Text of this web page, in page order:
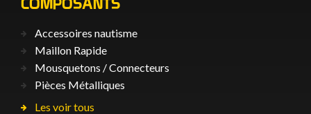
Accessoires nautisme
Maillon Rapide
Mousquetons / Connecteurs
Pièces Métalliques
Les voir tous